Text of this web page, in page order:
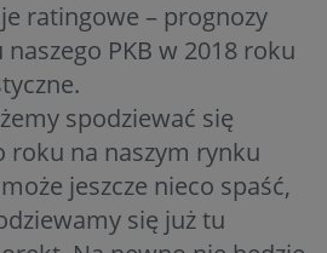
ratingowe – prognozy
PKB w 2018 roku
spodziewać się
roku na naszym rynku
jeszcze nieco spaść,
się już tu